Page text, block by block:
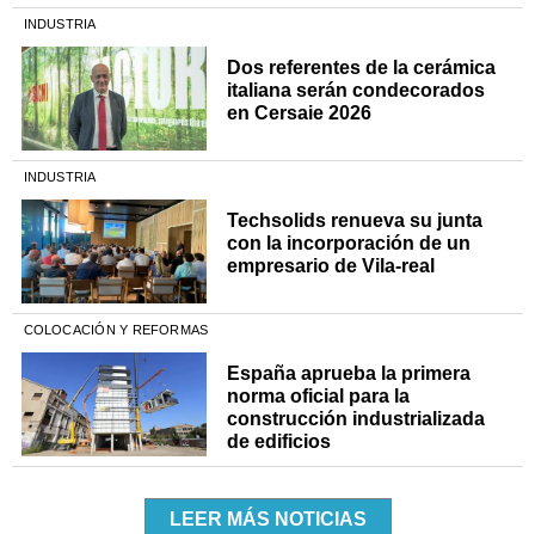
INDUSTRIA
Dos referentes de la cerámica
italiana serán condecorados
en Cersaie 2026
INDUSTRIA
Techsolids renueva su junta
con la incorporación de un
empresario de Vila-real
COLOCACIÓN Y REFORMAS
España aprueba la primera
norma oficial para la
construcción industrializada
de edificios
LEER MÁS NOTICIAS